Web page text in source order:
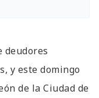
deudores
y este domingo
de la Ciudad de